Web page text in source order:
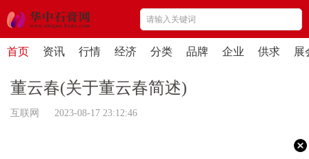
首页 资讯 行情 经济 分类 品牌 企业 供求 展
董云春(关于董云春简述)
互联网 2023-08-17 23:12:46